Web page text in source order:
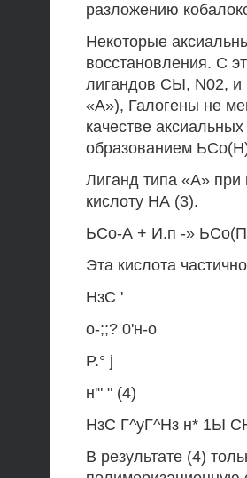
разложению
Некоторые
восстановления. С
лигандов СЫ, N02, и
«А»), Галогены не
качестве
образованием
Лиганд типа «А» при
кислоту НА (3).
ЬСо-А + И.п -»
Эта кислота
НзС '
о-;;? 0'н-о
P.° j
н'" " (4)
НзС Г^уГ^Нз н* 1Ы
В результате (4)